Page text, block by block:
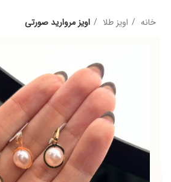
خانه اویز طلا اویز مروارید صورتی